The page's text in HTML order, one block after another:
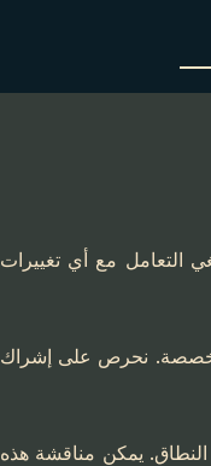
التعامل مع أي تغييرات
مخصصة. نحرص على إشراك
النطاق. يمكن مناقشة هذه